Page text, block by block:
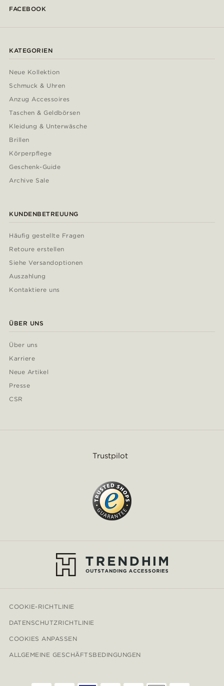
FACEBOOK
KATEGORIEN
Neue Kollektion
Schmuck & Uhren
Anzug Accessoires
Taschen & Geldbörsen
Kleidung & Unterwäsche
Brillen
Körperpflege
Geschenk-Guide
Archive Sale
KUNDENBETREUUNG
Häufig gestellte Fragen
Retoure erstellen
Siehe Versandoptionen
Auszahlung
Kontaktiere uns
ÜBER UNS
Über uns
Karriere
Neue Artikel
Presse
CSR
Trustpilot
COOKIE-RICHTLINIE
DATENSCHUTZRICHTLINIE
COOKIES ANPASSEN
ALLGEMEINE GESCHÄFTSBEDINGUNGEN